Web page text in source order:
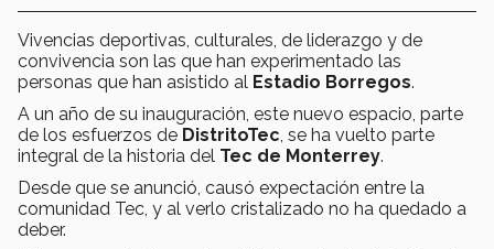
Vivencias deportivas, culturales, de liderazgo y de
convivencia son las que han experimentado las
personas que han asistido al Estadio Borregos.
A un año de su inauguración, este nuevo espacio, parte
de los esfuerzos de DistritoTec , se ha vuelto parte
integral de la historia del Tec de Monterrey.
Desde que se anunció, causó expectación entre la
comunidad Tec, y al verlo cristalizado no ha quedado a
deber.